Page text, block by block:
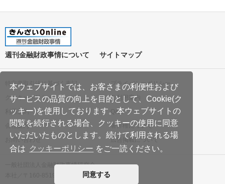
本ウェブサイトでは、お客さまの利便性および
サービスの品質の向上を目的として、Cookie(ク
ッキー)を使用しております。本ウェブサイトの
閲覧を続行される場合、クッキーの使用に同意
いただいたものとします。続けて利用される場
合は クッキーポリシー をご一読ください。
同意する
週刊金融財政事情について サイトマップ
特定商取引法に基づく表記
プライバシーポリシー
クッキーポリシー
ご利用案内
利用規約
Q&A
会社案内
著作権について
お問い合わせ
広告掲載について
一般社団法人金融財政事情研究会
本社／〒160-8519 東京都新宿区南元町19